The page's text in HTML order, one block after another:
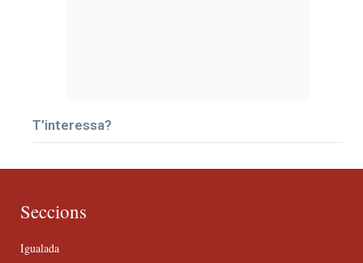
T’interessa?
Seccions
Igualada